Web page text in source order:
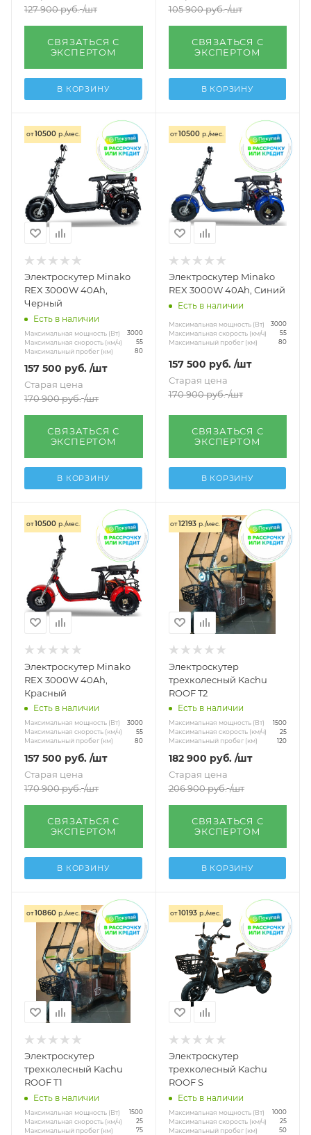
127 900руб. /шт
СВЯЗАТЬСЯ С
ЭКСПЕРТОМ
В КОРЗИНУ
105 900руб. /шт
СВЯЗАТЬСЯ С
ЭКСПЕРТОМ
В КОРЗИНУ
от10500 р./мес.
Электроскутер Minako
REX 3000W 40Ah,
Черный
Есть в наличии
Максимальная мощность (Вт) 3000
Максимальная скорость (км/ч) 55
Максимальный пробег (км) 80
157 500 руб. /шт
Старая цена
170 900руб. /шт
СВЯЗАТЬСЯ С
ЭКСПЕРТОМ
В КОРЗИНУ
от10500 р./мес.
Электроскутер Minako
REX 3000W 40Ah, Синий
Есть в наличии
Максимальная мощность (Вт) 3000
Максимальная скорость (км/ч) 55
Максимальный пробег (км) 80
157 500 руб. /шт
Старая цена
170 900руб. /шт
СВЯЗАТЬСЯ С
ЭКСПЕРТОМ
В КОРЗИНУ
от10500 р./мес.
Электроскутер Minako
REX 3000W 40Ah,
Красный
Есть в наличии
Максимальная мощность (Вт) 3000
Максимальная скорость (км/ч) 55
Максимальный пробег (км) 80
157 500 руб. /шт
Старая цена
170 900руб. /шт
СВЯЗАТЬСЯ С
ЭКСПЕРТОМ
В КОРЗИНУ
от12193 р./мес.
Электроскутер
трехколесный Kachu
ROOF T2
Есть в наличии
Максимальная мощность (Вт) 1500
Максимальная скорость (км/ч) 25
Максимальный пробег (км) 120
182 900 руб. /шт
Старая цена
206 900руб. /шт
СВЯЗАТЬСЯ С
ЭКСПЕРТОМ
В КОРЗИНУ
от10860 р./мес.
Электроскутер
трехколесный Kachu
ROOF T1
Есть в наличии
Максимальная мощность (Вт) 1500
Максимальная скорость (км/ч) 25
Максимальный пробег (км) 75
от10193 р./мес.
Электроскутер
трехколесный Kachu
ROOF S
Есть в наличии
Максимальная мощность (Вт) 1000
Максимальная скорость (км/ч) 25
Максимальный пробег (км) 50